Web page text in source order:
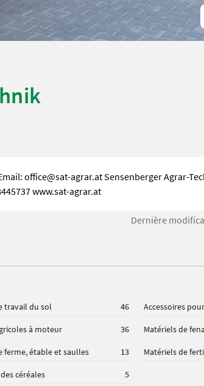
office@sat-agrar.at Sensenberger Agrar-
www.sat-agrar.at
Dernière
travail du sol 46 Accessoires
à moteur 36 Matériels de
ferme, étable et saulles 13 Matériels de
céréales 5